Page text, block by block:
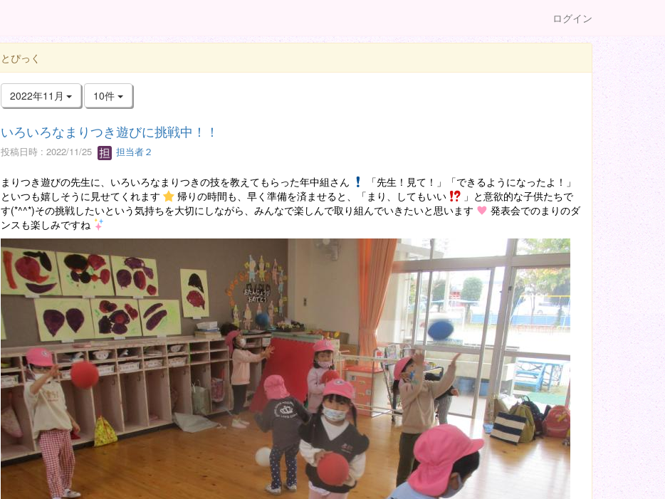
ログイン
とぴっく
2022年11月 10件
いろいろなまりつき遊びに挑戦中！！
投稿日時 : 2022/11/25 担当者２
まりつき遊びの先生に、いろいろなまりつきの技を教えてもらった年中組さん
「先生！見て！」「できるようになったよ！」
といつも嬉しそうに見せてくれます
帰りの時間も、早く準備を済ませると、「まり、してもいい
」と意欲的な子供たちで
す(*^^*)その挑戦したいという気持ちを大切にしながら、みんなで楽しんで取り組んでいきたいと思います
発表会でのまりのダ
ンスも楽しみですね